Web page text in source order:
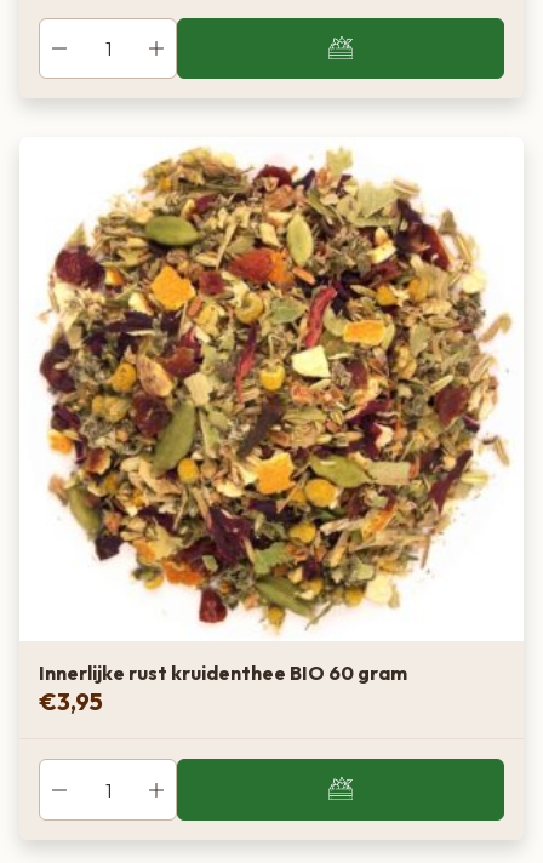
Innerlijke rust kruidenthee BIO 60 gram
€3,95